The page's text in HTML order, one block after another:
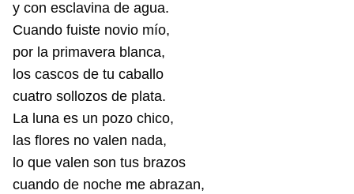
y con esclavina de agua.
Cuando fuiste novio mío,
por la primavera blanca,
los cascos de tu caballo
cuatro sollozos de plata.
La luna es un pozo chico,
las flores no valen nada,
lo que valen son tus brazos
cuando de noche me abrazan,